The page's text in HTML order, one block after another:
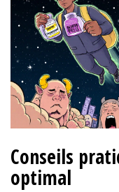
Conseils
optimal